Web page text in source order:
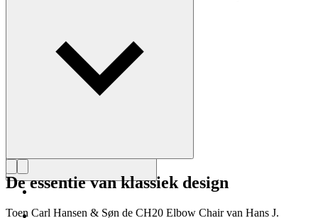
De essentie van klassiek design
Toen Carl Hansen & Søn de CH20 Elbow Chair van Hans J.